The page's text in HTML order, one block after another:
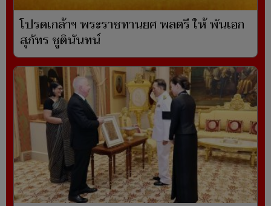
โปรดเกล้าฯ พระราชทานยศ พลตรี ให้ พันเอก
สุภัทร ชูตินันทน์